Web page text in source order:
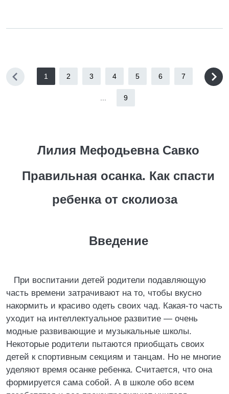
1 2 3 4 5 6 7
9
Лилия Мефодьевна Савко
Правильная осанка. Как спасти
ребенка от сколиоза
Введение
При воспитании детей родители подавляющую
часть времени затрачивают на то, чтобы вкусно
накормить и красиво одеть своих чад. Какая-то часть
уходит на интеллектуальное развитие — очень
модные развивающие и музыкальные школы.
Некоторые родители пытаются приобщать своих
детей к спортивным секциям и танцам. Но не многие
уделяют время осанке ребенка. Считается, что она
формируется сама собой. А в школе обо всем